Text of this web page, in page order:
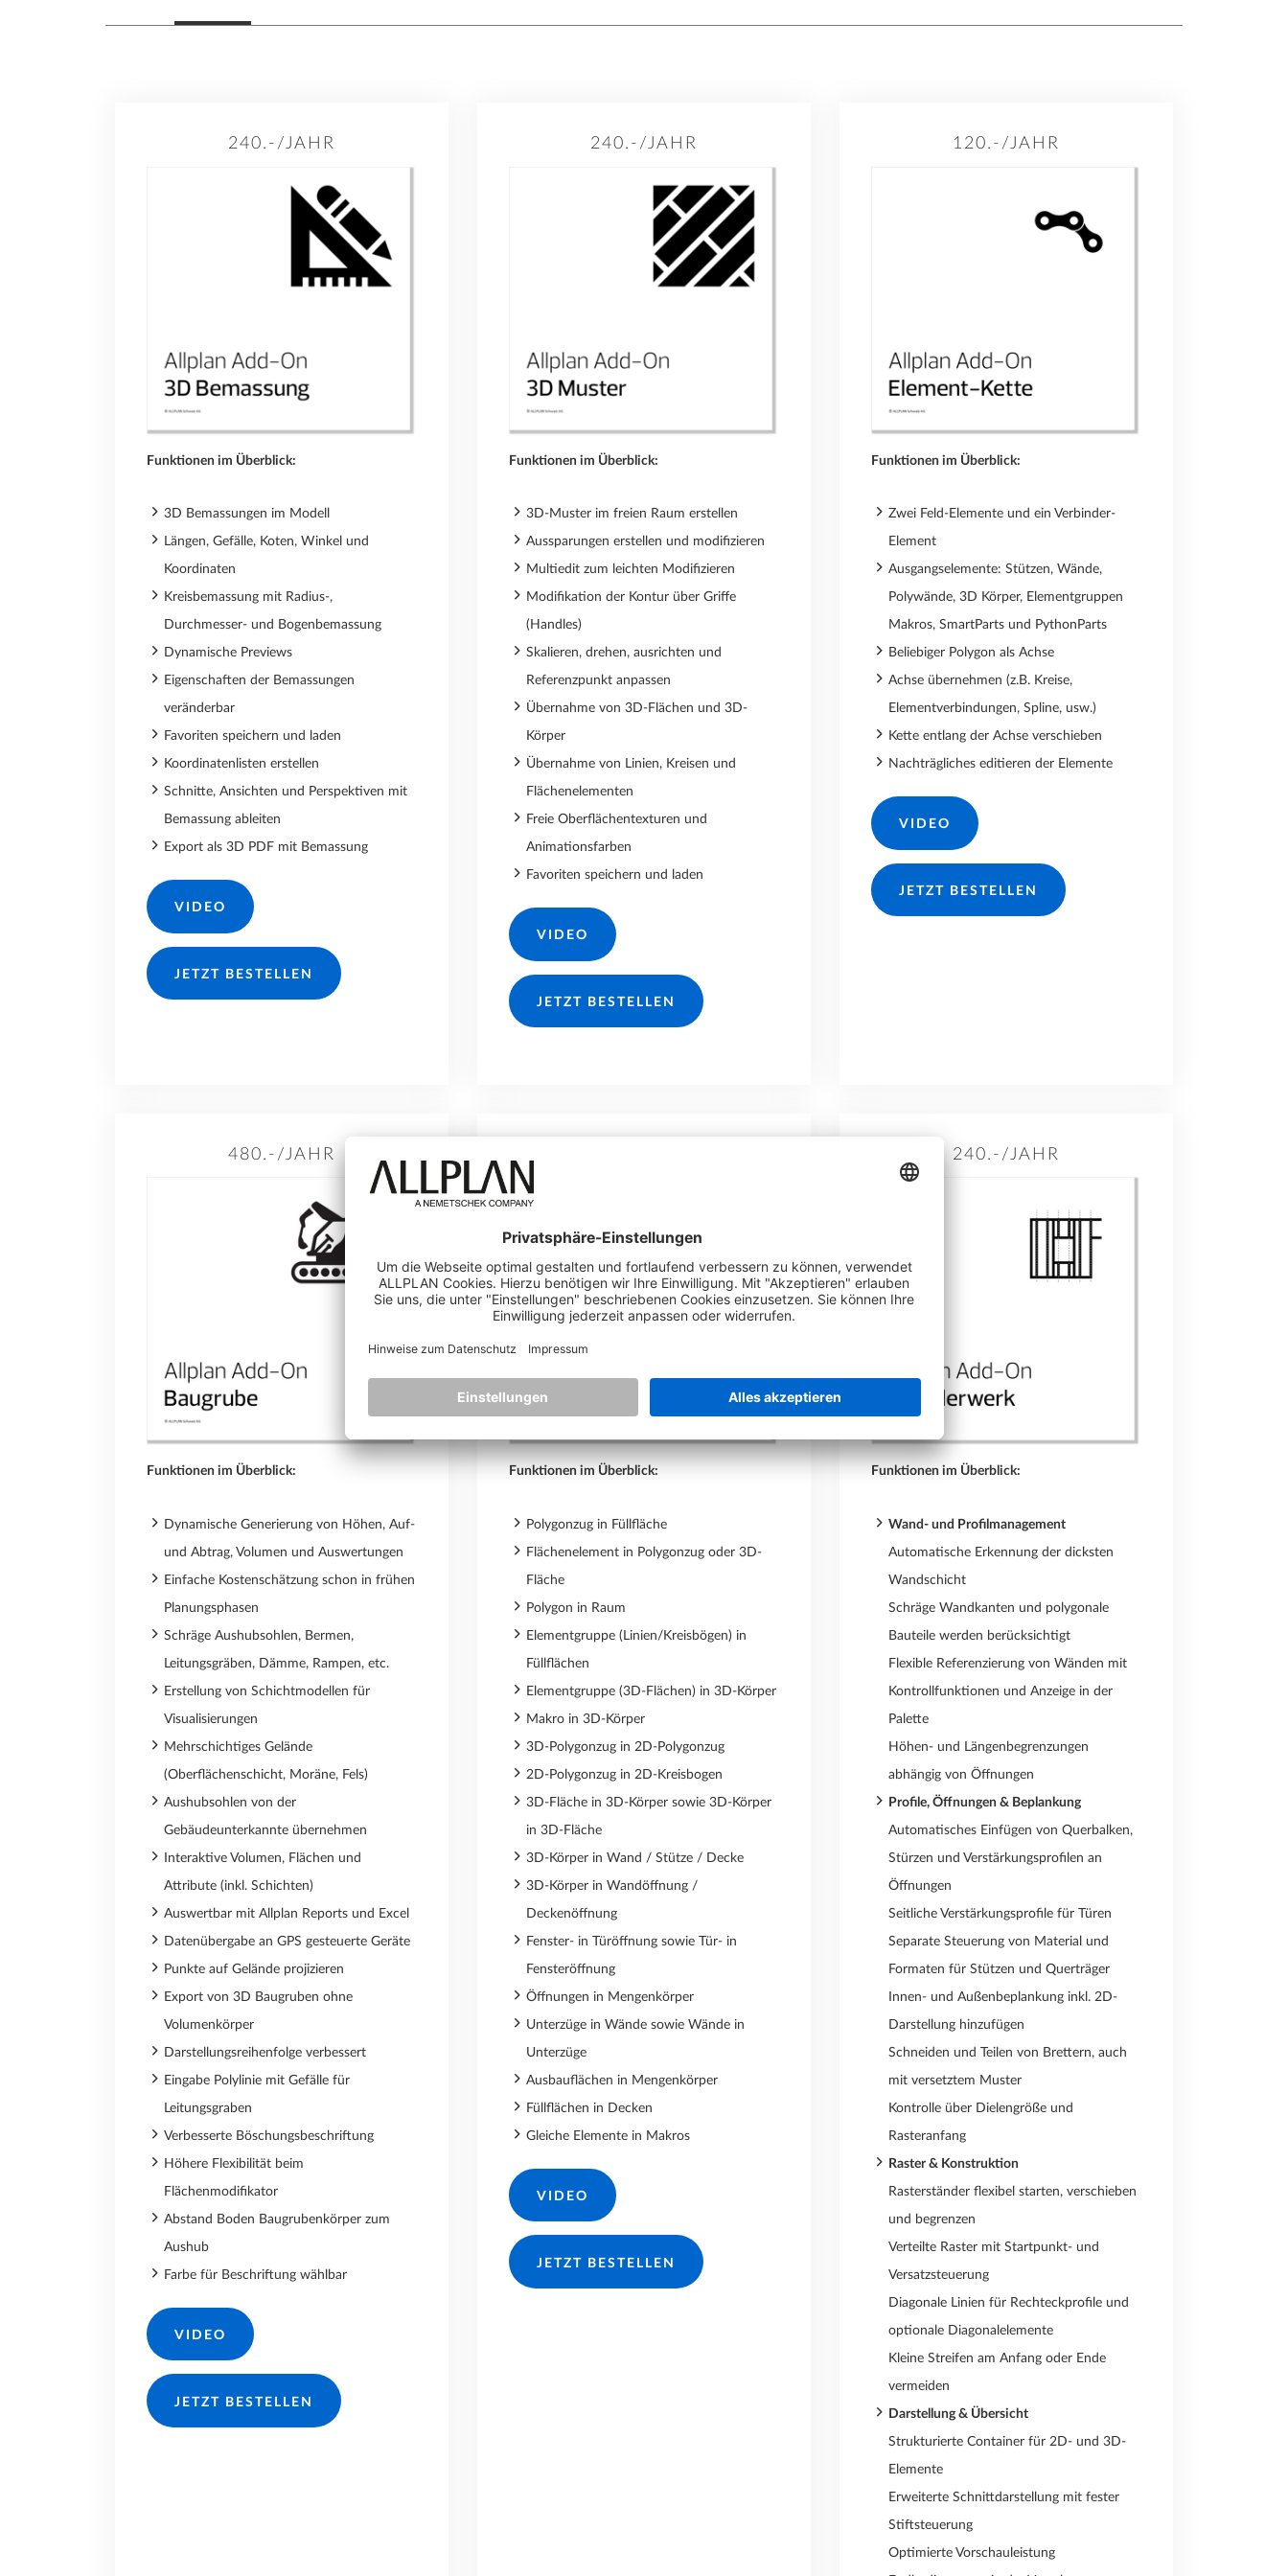
240.-/JAHR
Funktionen im Überblick:
3D Bemassungen im Modell
Längen, Gefälle, Koten, Winkel und
Koordinaten
Kreisbemassung mit Radius-,
Durchmesser- und Bogenbemassung
Dynamische Previews
Eigenschaften der Bemassungen
veränderbar
Favoriten speichern und laden
Koordinatenlisten erstellen
Schnitte, Ansichten und Perspektiven mit
Bemassung ableiten
Export als 3D PDF mit Bemassung
VIDEO
JETZT BESTELLEN
240.-/JAHR
Funktionen im Überblick:
3D-Muster im freien Raum erstellen
Aussparungen erstellen und modifizieren
Multiedit zum leichten Modifizieren
Modifikation der Kontur über Griffe
(Handles)
Skalieren, drehen, ausrichten und
Referenzpunkt anpassen
Übernahme von 3D-Flächen und 3D-
Körper
Übernahme von Linien, Kreisen und
Flächenelementen
Freie Oberflächentexturen und
Animationsfarben
Favoriten speichern und laden
VIDEO
JETZT BESTELLEN
120.-/JAHR
Funktionen im Überblick:
Zwei Feld-Elemente und ein Verbinder-
Element
Ausgangselemente: Stützen, Wände,
Polywände, 3D Körper, Elementgruppen
Makros, SmartParts und PythonParts
Beliebiger Polygon als Achse
Achse übernehmen (z.B. Kreise,
Elementverbindungen, Spline, usw.)
Kette entlang der Achse verschieben
Nachträgliches editieren der Elemente
VIDEO
JETZT BESTELLEN
480.-/JAHR
Funktionen im Überblick:
Dynamische Generierung von Höhen, Auf-
und Abtrag, Volumen und Auswertungen
Einfache Kostenschätzung schon in frühen
Planungsphasen
Schräge Aushubsohlen, Bermen,
Leitungsgräben, Dämme, Rampen, etc.
Erstellung von Schichtmodellen für
Visualisierungen
Mehrschichtiges Gelände
(Oberflächenschicht, Moräne, Fels)
Aushubsohlen von der
Gebäudeunterkannte übernehmen
Interaktive Volumen, Flächen und
Attribute (inkl. Schichten)
Auswertbar mit Allplan Reports und Excel
Datenübergabe an GPS gesteuerte Geräte
Punkte auf Gelände projizieren
Export von 3D Baugruben ohne
Volumenkörper
Darstellungsreihenfolge verbessert
Eingabe Polylinie mit Gefälle für
Leitungsgraben
Verbesserte Böschungsbeschriftung
Höhere Flexibilität beim
Flächenmodifikator
Abstand Boden Baugrubenkörper zum
Aushub
Farbe für Beschriftung wählbar
VIDEO
JETZT BESTELLEN
Funktionen im Überblick:
Polygonzug in Füllfläche
Flächenelement in Polygonzug oder 3D-
Fläche
Polygon in Raum
Elementgruppe (Linien/Kreisbögen) in
Füllflächen
Elementgruppe (3D-Flächen) in 3D-Körper
Makro in 3D-Körper
3D-Polygonzug in 2D-Polygonzug
2D-Polygonzug in 2D-Kreisbogen
3D-Fläche in 3D-Körper sowie 3D-Körper
in 3D-Fläche
3D-Körper in Wand / Stütze / Decke
3D-Körper in Wandöffnung /
Deckenöffnung
Fenster- in Türöffnung sowie Tür- in
Fensteröffnung
Öffnungen in Mengenkörper
Unterzüge in Wände sowie Wände in
Unterzüge
Ausbauflächen in Mengenkörper
Füllflächen in Decken
Gleiche Elemente in Makros
VIDEO
JETZT BESTELLEN
240.-/JAHR
Funktionen im Überblick:
Wand- und Profilmanagement
Automatische Erkennung der dicksten
Wandschicht
Schräge Wandkanten und polygonale
Bauteile werden berücksichtigt
Flexible Referenzierung von Wänden mit
Kontrollfunktionen und Anzeige in der
Palette
Höhen- und Längenbegrenzungen
abhängig von Öffnungen
Profile, Öffnungen & Beplankung
Automatisches Einfügen von Querbalken,
Stürzen und Verstärkungsprofilen an
Öffnungen
Seitliche Verstärkungsprofile für Türen
Separate Steuerung von Material und
Formaten für Stützen und Querträger
Innen- und Außenbeplankung inkl. 2D-
Darstellung hinzufügen
Schneiden und Teilen von Brettern, auch
mit versetztem Muster
Kontrolle über Dielengröße und
Rasteranfang
Raster & Konstruktion
Rasterständer flexibel starten, verschieben
und begrenzen
Verteilte Raster mit Startpunkt- und
Versatzsteuerung
Diagonale Linien für Rechteckprofile und
optionale Diagonalelemente
Kleine Streifen am Anfang oder Ende
vermeiden
Darstellung & Übersicht
Strukturierte Container für 2D- und 3D-
Elemente
Erweiterte Schnittdarstellung mit fester
Stiftsteuerung
Optimierte Vorschauleistung